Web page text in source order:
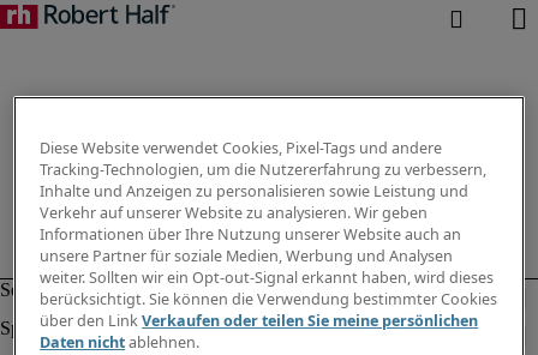
Diese Website verwendet Cookies, Pixel-Tags und andere
Tracking-Technologien, um die Nutzererfahrung zu verbessern,
Inhalte und Anzeigen zu personalisieren sowie Leistung und
Verkehr auf unserer Website zu analysieren. Wir geben
Informationen über Ihre Nutzung unserer Website auch an
unsere Partner für soziale Medien, Werbung und Analysen
weiter. Sollten wir ein Opt-out-Signal erkannt haben, wird dieses
berücksichtigt. Sie können die Verwendung bestimmter Cookies
über den LinkVerkaufen oder teilen Sie meine persönlichen
Daten nichtablehnen.